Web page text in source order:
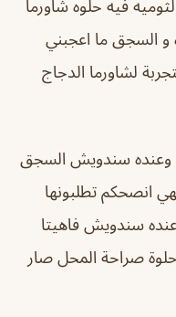
فيه حلوه شاورما
و السجق ما اعجبني
لشاورما الدجاج
وعنده سندويش السجق
انصحكم تطلبونها
سندويش فاهيتا
حلوة صراحة المحل صار